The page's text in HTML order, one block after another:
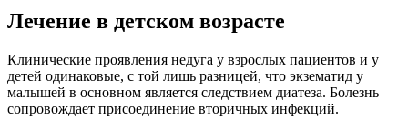
Лечение в детском возрасте
Клинические проявления недуга у взрослых пациентов и у
детей одинаковые, с той лишь разницей, что экзематид у
малышей в основном является следствием диатеза. Болезнь
сопровождает присоединение вторичных инфекций.